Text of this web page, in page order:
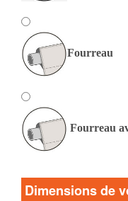
Fourreau
Fourreau
Dimensions de